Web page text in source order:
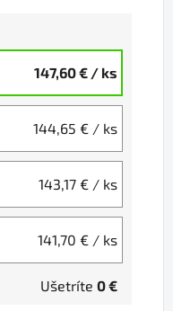
147,60 € / ks
144,65 € / ks
143,17 € / ks
141,70 € / ks
Ušetríte 0 €